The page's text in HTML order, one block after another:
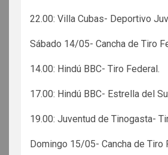
22.00: Villa Cubas- Deportivo
Sábado 14/05- Cancha de Tiro
14.00: Hindú BBC- Tiro Federal.
17.00: Hindú BBC- Estrella del
19.00: Juventud de Tinogasta-
Domingo 15/05- Cancha de Tiro